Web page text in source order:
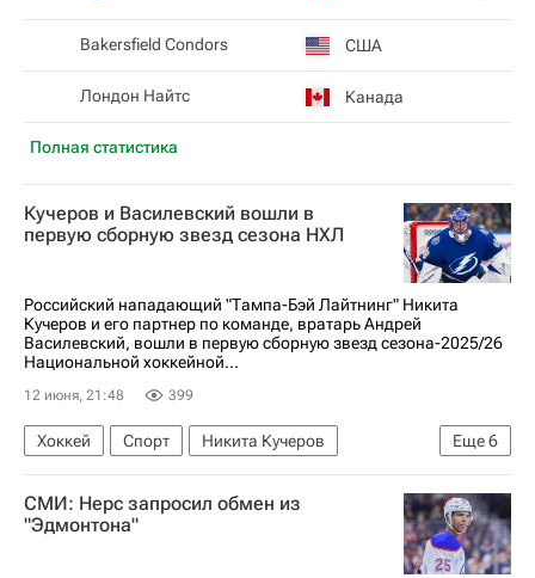
Полная статистика
Bakersfield Condors США
Лондон Найтс Канада
Кучеров и Василевский вошли в
первую сборную звезд сезона НХЛ
Российский нападающий "Тампа-Бэй Лайтнинг" Никита
Кучеров и его партнер по команде, вратарь Андрей
Василевский, вошли в первую сборную звезд сезона-2025/26
Национальной хоккейной...
12 июня, 21:48 399
Еще6
Хоккей Спорт
Никита Кучеров
Джейсон Робертсон
Андрей Василевский
Тампа-Бэй Лайтнинг
Колорадо Эвеланш
СМИ: Нерс запросил обмен из
"Эдмонтона"